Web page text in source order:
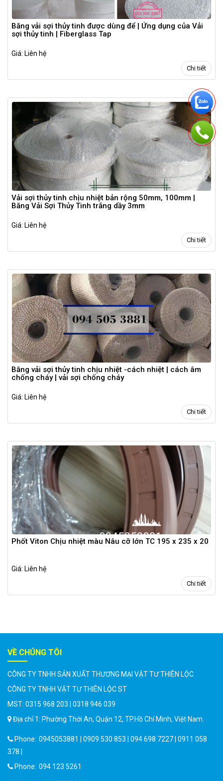
Băng vải sợi thủy tinh được dùng để | Ứng dụng của Vải
sợi thủy tinh | Fiberglass Tap
Giá: Liên hệ
Chi tiết
Vải sợi thủy tinh chịu nhiệt bản rộng 50mm, 100mm |
Băng Vải Sợi Thủy Tinh trắng dầy 3mm
Giá: Liên hệ
Chi tiết
Băng vải sợi thủy tinh chịu nhiệt -cách nhiệt | cách âm
chống cháy | vải sợi chống cháy
Giá: Liên hệ
Chi tiết
Phốt Viton Chịu nhiệt màu Nâu cỡ lớn TC 195 x 235 x 20
Giá: Liên hệ
Chi tiết
VỀ CHÚNG TÔI
CÔNG TY TNHH SẢN XUẤT THƯƠNG MẠI VẬT TƯ THIÊN LỘC
CÔNG TY TNHH VẬT TƯ THIÊN LỘC ST
MST: 0315 968 203 | 0318 946 039
Địa chỉ 1: Phường Thới An, Quận 12, TP.Hồ Chí Minh, Việt Nam.
Phone: 0945053881 | 0909 530 853 | 094 698 7227 | 0911 058
378 |
Phone: 094 123 5261